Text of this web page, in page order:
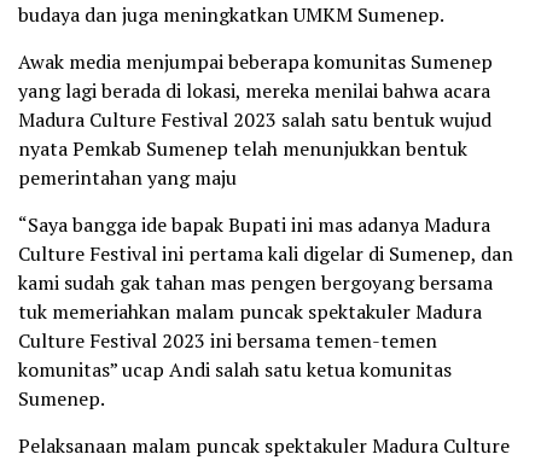
budaya dan juga meningkatkan UMKM Sumenep.
Awak media menjumpai beberapa komunitas Sumenep
yang lagi berada di lokasi, mereka menilai bahwa acara
Madura Culture Festival 2023 salah satu bentuk wujud
nyata Pemkab Sumenep telah menunjukkan bentuk
pemerintahan yang maju
“Saya bangga ide bapak Bupati ini mas adanya Madura
Culture Festival ini pertama kali digelar di Sumenep, dan
kami sudah gak tahan mas pengen bergoyang bersama
tuk memeriahkan malam puncak spektakuler Madura
Culture Festival 2023 ini bersama temen-temen
komunitas” ucap Andi salah satu ketua komunitas
Sumenep.
Pelaksanaan malam puncak spektakuler Madura Culture